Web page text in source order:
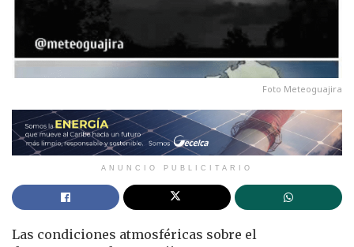
Foto Meteoguajira
ANUNCIO PUBLICITARIO
Las condiciones atmosféricas sobre el